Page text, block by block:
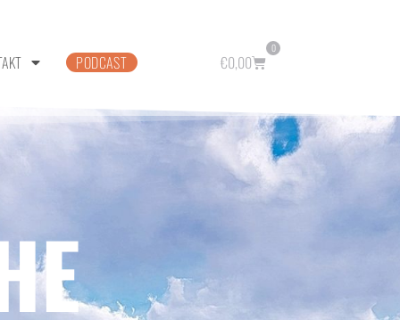
PODCAST €0,00
0